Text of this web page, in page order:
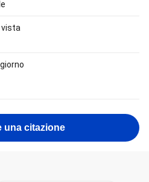
vista
una citazione